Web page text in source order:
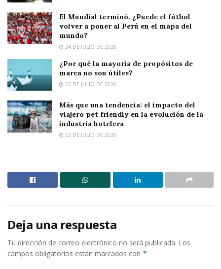
El Mundial terminó. ¿Puede el fútbol
volver a poner al Perú en el mapa del
mundo?
24 DE JULIO DE 2026
¿Por qué la mayoría de propósitos de
marca no son útiles?
22 DE JULIO DE 2026
Más que una tendencia: el impacto del
viajero pet friendly en la evolución de la
industria hotelera
22 DE JULIO DE 2026
Deja una respuesta
Tu dirección de correo electrónico no será publicada. Los
campos obligatorios están marcados con *